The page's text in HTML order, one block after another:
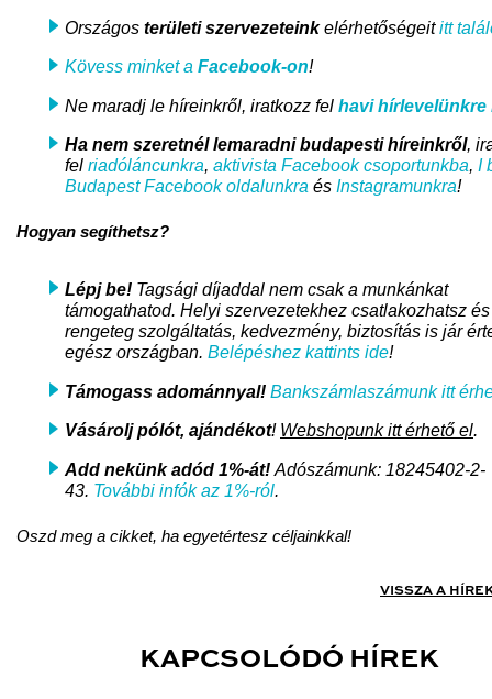
Országos területi szervezeteinkelérhetőségeititt
Kövess minket a Facebook-on!
Ne maradj le híreinkről, iratkozz fel havi hírlevelünkre
Ha nem szeretnél lemaradni budapesti híreinkről,
fel riadóláncunkra, aktivista Facebook csoportunkba, I
Budapest Facebook oldalunkra és Instagramunkra!
Hogyan segíthetsz?
Lépj be! Tagsági díjaddal nem csak a munkánkat
támogathatod. Helyi szervezetekhez csatlakozhatsz és
rengeteg szolgáltatás, kedvezmény, biztosítás is jár
egész országban. Belépéshez kattints ide!
Támogass adománnyal! Bankszámlaszámunk itt
Vásárolj pólót, ajándékot! Webshopunk itt érhető el.
Add nekünk adód 1%-át! Adószámunk: 18245402-2-
43. További infók az 1%-ról.
Oszd meg a cikket, ha egyetértesz céljainkkal!
VISSZA A
KAPCSOLÓDÓ HÍREK